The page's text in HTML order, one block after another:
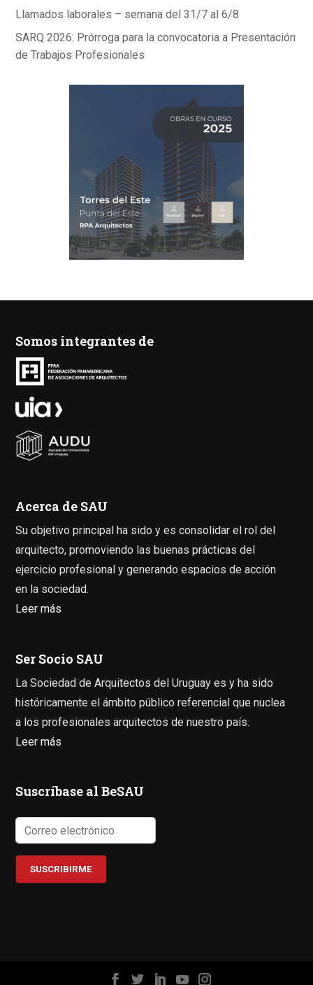
Llamados laborales – semana del 31/7 al 6/8
SARQ 2026: Prórroga para la convocatoria a Presentación
de Trabajos Profesionales
Somos integrantes de
Acerca de SAU
Su objetivo principal ha sido y es consolidar el rol del
arquitecto, promoviendo las buenas prácticas del
ejercicio profesional y generando espacios de acción
en la sociedad.
Leer más
Ser Socio SAU
La Sociedad de Arquitectos del Uruguay es y ha sido
históricamente el ámbito público referencial que nuclea
a los profesionales arquitectos de nuestro país.
Leer más
Suscríbase al BeSAU